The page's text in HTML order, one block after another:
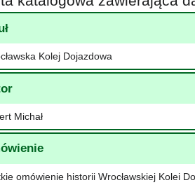
Kolej Dojazdowa
Michał
omówienie historii Wrocławskiej Kolei